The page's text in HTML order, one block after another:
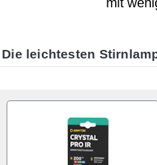
Die leichtesten